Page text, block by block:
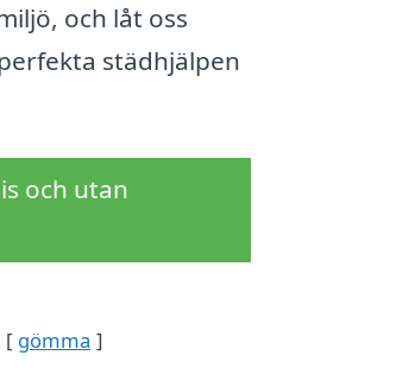
och låt oss
städhjälpen
och utan
gömma